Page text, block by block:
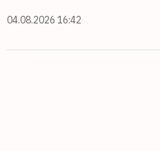
04.08.2026 16:42